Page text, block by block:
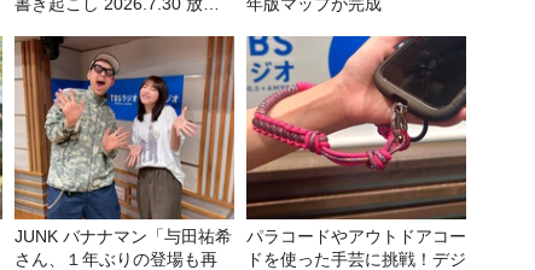
書き起こし 2026.7.30 放
年版マップが完成
JUNK バナナマン「与田祐希
さん、１年ぶりの登場も再
パラコードやアウトドアコー
ドを使った手芸に挑戦！デジ